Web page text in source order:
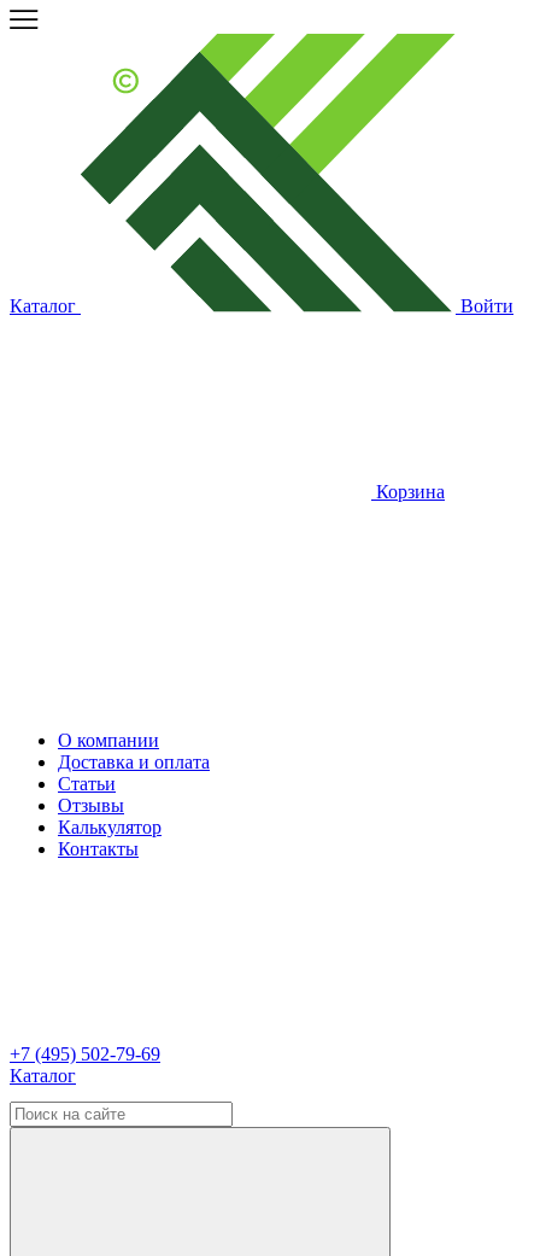
Каталог Войти
Корзина
О компании
Доставка и оплата
Статьи
Отзывы
Калькулятор
Контакты
+7 (495) 502-79-69
Каталог